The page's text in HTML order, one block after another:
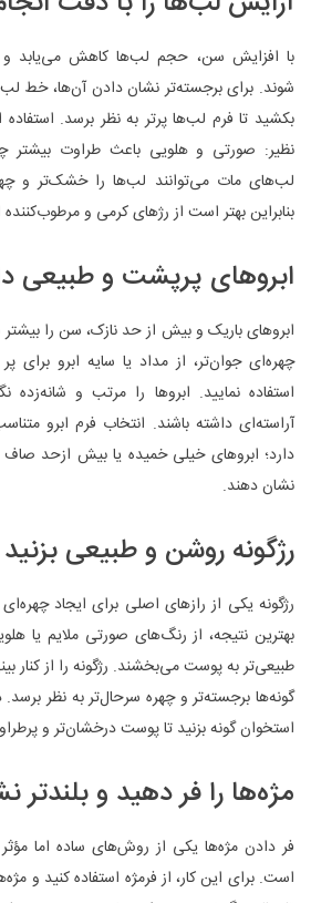
با افزایش سن، حجم لب‌ها کاهش می‌یابد و
شوند. برای برجسته‌تر نشان دادن آن‌ها، خط لب
بکشید تا فرم لب‌ها پرتر به نظر برسد.
نظیر: صورتی و هلویی باعث طراوت بیشتر
لب‌های مات می‌توانند لب‌ها را خشک‌تر و
بنابراین بهتر است از رژهای کرمی و مرطوب‌کننده
ابروهای پرپشت و طبیعی
ابروهای باریک و بیش از حد نازک، سن را
چهره‌ای جوان‌تر، از مداد یا سایه ابرو
استفاده نمایید. ابروها را مرتب و
آراسته‌ای داشته باشند. انتخاب فرم ابرو
دارد؛ ابروهای خیلی خمیده یا بیش ازحد
نشان دهند.
رژگونه روشن و طبیعی بزنید
رژگونه یکی از رازهای اصلی برای ایجاد
بهترین نتیجه، از رنگ‌های صورتی ملایم یا
طبیعی‌تر به پوست می‌بخشند. رژگونه را از کنار
گونه‌ها برجسته‌تر و چهره سرحال‌تر به نظر برسد.
استخوان گونه بزنید تا پوست درخشان‌تر و
مژه‌ها را فر دهید و بلندتر
فر دادن مژه‌ها یکی از روش‌های ساده اما